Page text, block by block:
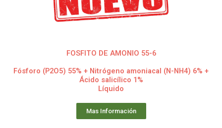
FOSFITO DE AMONIO 55-6
Fósforo (P2O5) 55% + Nitrógeno amoniacal (N-NH4) 6% +
Ácido salicílico 1%
Líquido
Mas Información